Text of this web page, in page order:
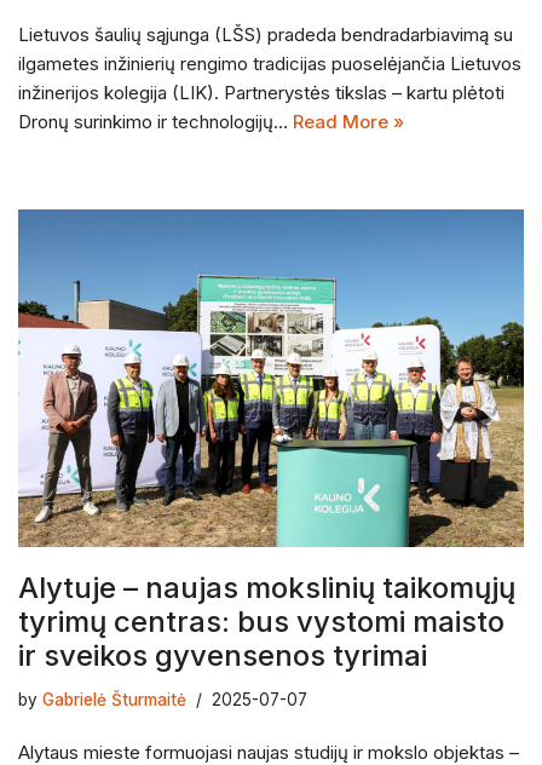
Lietuvos šaulių sąjunga (LŠS) pradeda bendradarbiavimą su
ilgametes inžinierių rengimo tradicijas puoselėjančia Lietuvos
inžinerijos kolegija (LIK). Partnerystės tikslas – kartu plėtoti
Dronų surinkimo ir technologijų… Read More »
Alytuje – naujas mokslinių taikomųjų
tyrimų centras: bus vystomi maisto
ir sveikos gyvensenos tyrimai
by Gabrielė Šturmaitė 2025-07-07
Alytaus mieste formuojasi naujas studijų ir mokslo objektas –